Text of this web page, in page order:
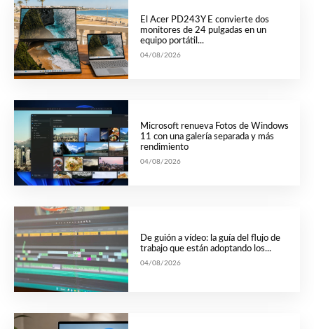
El Acer PD243Y E convierte dos
monitores de 24 pulgadas en un
equipo portátil...
04/08/2026
Microsoft renueva Fotos de Windows
11 con una galería separada y más
rendimiento
04/08/2026
De guión a vídeo: la guía del flujo de
trabajo que están adoptando los...
04/08/2026